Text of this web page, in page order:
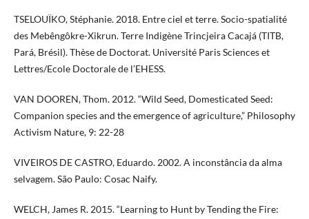
TSELOUÏKO, Stéphanie. 2018. Entre ciel et terre. Socio-spatialité
des Mebêngôkre-Xikrun. Terre Indigène Trincjeira Cacajá (TITB,
Pará, Brésil). Thèse de Doctorat. Université Paris Sciences et
Lettres/Ecole Doctorale de l’EHESS.
VAN DOOREN, Thom. 2012. “Wild Seed, Domesticated Seed:
Companion species and the emergence of agriculture,” Philosophy
Activism Nature, 9: 22-28
VIVEIROS DE CASTRO, Eduardo. 2002. A inconstância da alma
selvagem. São Paulo: Cosac Naify.
WELCH, James R. 2015. “Learning to Hunt by Tending the Fire: